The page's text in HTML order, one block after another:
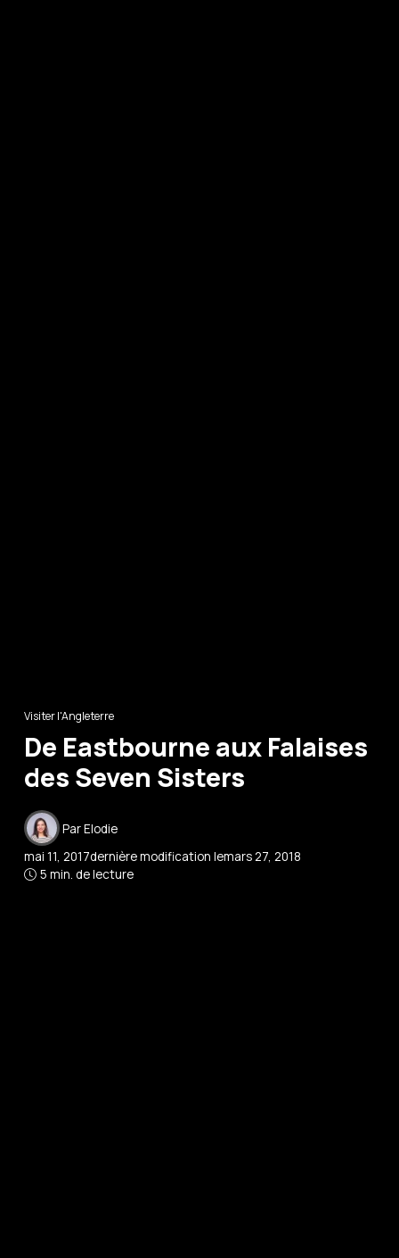
Visiter l'Angleterre
De Eastbourne aux Falaises
des Seven Sisters
ParElodie
mai 11, 2017dernière modification lemars 27, 2018
5 min. de lecture